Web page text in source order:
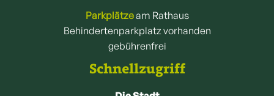
Parkplätzeam Rathaus
Behindertenparkplatz vorhanden
gebührenfrei
Schnellzugriff